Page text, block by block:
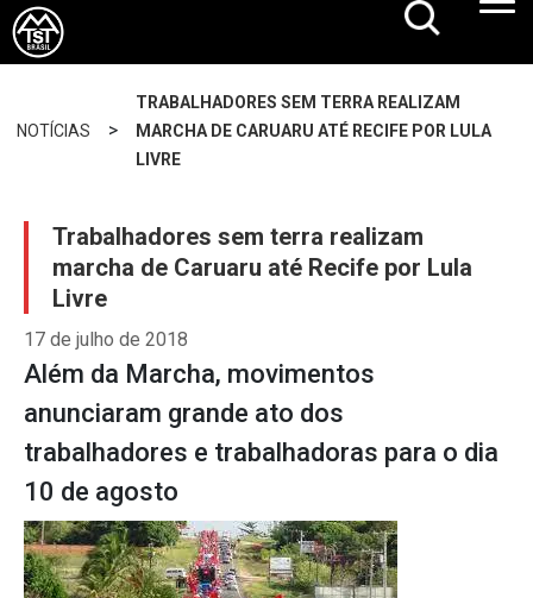
NOTÍCIAS >
TRABALHADORES SEM TERRA REALIZAM
MARCHA DE CARUARU ATÉ RECIFE POR LULA
LIVRE
Trabalhadores sem terra realizam
marcha de Caruaru até Recife por Lula
Livre
17 de julho de 2018
Além da Marcha, movimentos
anunciaram grande ato dos
trabalhadores e trabalhadoras para o dia
10 de agosto